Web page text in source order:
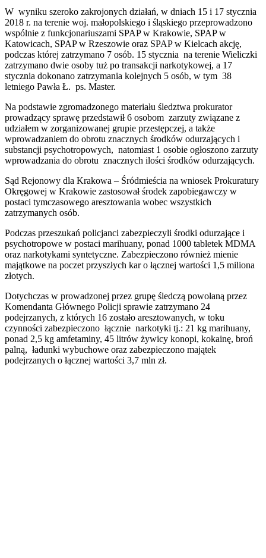
W wyniku szeroko zakrojonych działań, w dniach 15 i 17 stycznia
2018 r. na terenie woj. małopolskiego i śląskiego przeprowadzono
wspólnie z funkcjonariuszami SPAP w Krakowie, SPAP w
Katowicach, SPAP w Rzeszowie oraz SPAP w Kielcach akcję,
podczas której zatrzymano 7 osób. 15 stycznia na terenie Wieliczki
zatrzymano dwie osoby tuż po transakcji narkotykowej, a 17
stycznia dokonano zatrzymania kolejnych 5 osób, w tym 38
letniego Pawła Ł. ps. Master.
Na podstawie zgromadzonego materiału śledztwa prokurator
prowadzący sprawę przedstawił 6 osobom zarzuty związane z
udziałem w zorganizowanej grupie przestępczej, a także
wprowadzaniem do obrotu znacznych środków odurzających i
substancji psychotropowych, natomiast 1 osobie ogłoszono zarzuty
wprowadzania do obrotu znacznych ilości środków odurzających.
Sąd Rejonowy dla Krakowa – Śródmieścia na wniosek Prokuratury
Okręgowej w Krakowie zastosował środek zapobiegawczy w
postaci tymczasowego aresztowania wobec wszystkich
zatrzymanych osób.
Podczas przeszukań policjanci zabezpieczyli środki odurzające i
psychotropowe w postaci marihuany, ponad 1000 tabletek MDMA
oraz narkotykami syntetyczne. Zabezpieczono również mienie
majątkowe na poczet przyszłych kar o łącznej wartości 1,5 miliona
złotych.
Dotychczas w prowadzonej przez grupę śledczą powołaną przez
Komendanta Głównego Policji sprawie zatrzymano 24
podejrzanych, z których 16 zostało aresztowanych, w toku
czynności zabezpieczono łącznie narkotyki tj.: 21 kg marihuany,
ponad 2,5 kg amfetaminy, 45 litrów żywicy konopi, kokainę, broń
palną, ładunki wybuchowe oraz zabezpieczono majątek
podejrzanych o łącznej wartości 3,7 mln zł.